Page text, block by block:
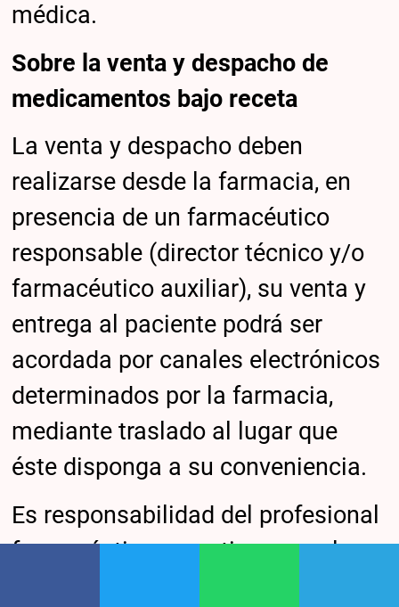
médica.
Sobre la venta y despacho de
medicamentos bajo receta
La venta y despacho deben
realizarse desde la farmacia, en
presencia de un farmacéutico
responsable (director técnico y/o
farmacéutico auxiliar), su venta y
entrega al paciente podrá ser
acordada por canales electrónicos
determinados por la farmacia,
mediante traslado al lugar que
éste disponga a su conveniencia.
Es responsabilidad del profesional
farmacéutico garantizar que el